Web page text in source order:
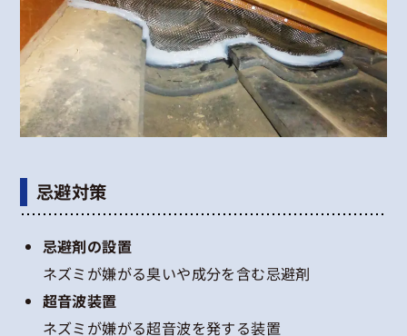
忌避対策
忌避剤の設置
ネズミが嫌がる臭いや成分を含む忌避剤
超音波装置
ネズミが嫌がる超音波を発する装置